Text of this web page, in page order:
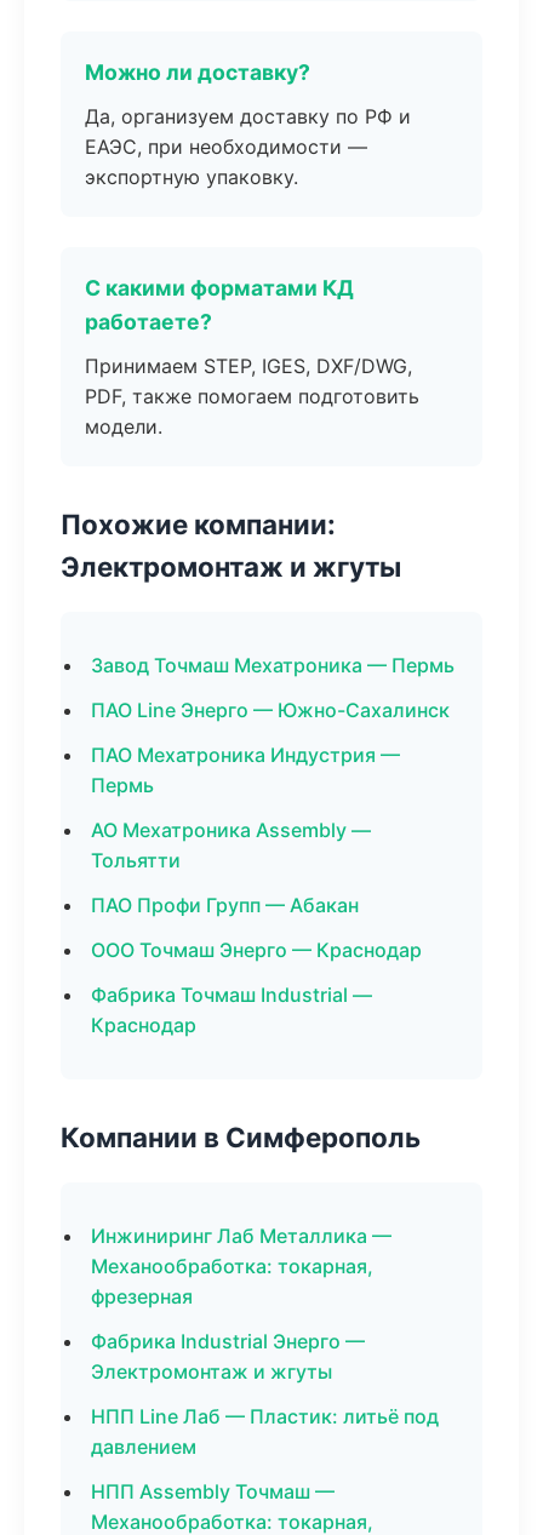
Можно ли доставку?
Да, организуем доставку по РФ и
ЕАЭС, при необходимости —
экспортную упаковку.
С какими форматами КД
работаете?
Принимаем STEP, IGES, DXF/DWG,
PDF, также помогаем подготовить
модели.
Похожие компании:
Электромонтаж и жгуты
Завод Точмаш Мехатроника — Пермь
ПАО Line Энерго — Южно-Сахалинск
ПАО Мехатроника Индустрия —
Пермь
АО Мехатроника Assembly —
Тольятти
ПАО Профи Групп — Абакан
ООО Точмаш Энерго — Краснодар
Фабрика Точмаш Industrial —
Краснодар
Компании в Симферополь
Инжиниринг Лаб Металлика —
Механообработка: токарная,
фрезерная
Фабрика Industrial Энерго —
Электромонтаж и жгуты
НПП Line Лаб — Пластик: литьё под
давлением
НПП Assembly Точмаш —
Механообработка: токарная,